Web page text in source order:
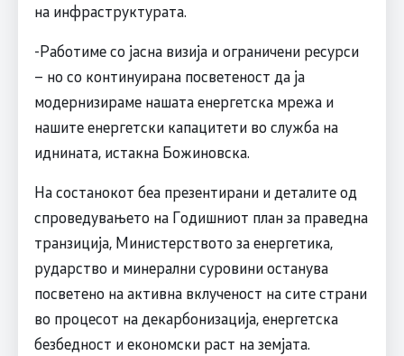
на инфраструктурата.
-Работиме со јасна визија и ограничени ресурси
– но со континуирана посветеност да ја
модернизираме нашата енергетска мрежа и
нашите енергетски капацитети во служба на
иднината, истакна Божиновска.
На состанокот беа презентирани и деталите од
спроведувањето на Годишниот план за праведна
транзиција, Министерството за енергетика,
рударство и минерални суровини останува
посветено на активна вклученост на сите страни
во процесот на декарбонизација, енергетска
безбедност и економски раст на земјата.